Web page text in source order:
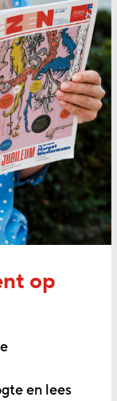
op
en lees